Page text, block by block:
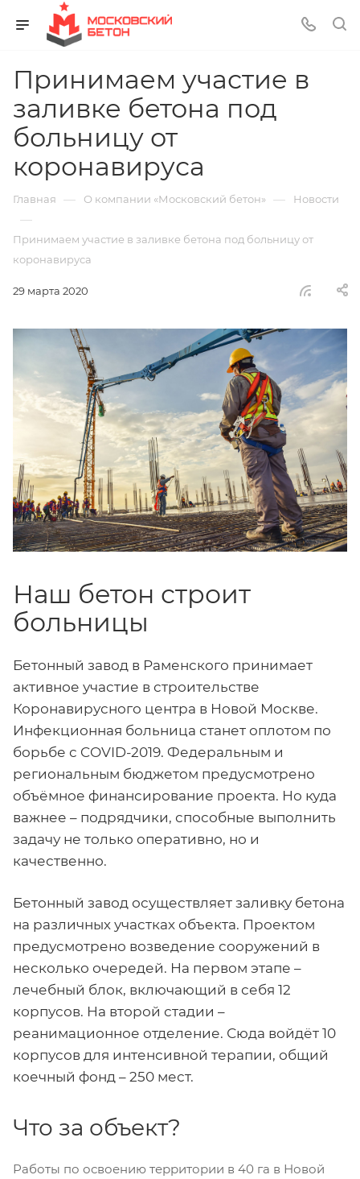
Принимаем участие в
заливке бетона под
больницу от
коронавируса
Главная — О компании «Московский бетон» — Новости
—
Принимаем участие в заливке бетона под больницу от
коронавируса
29 марта 2020
Наш бетон строит
больницы
Бетонный завод в Раменского принимает
активное участие в строительстве
Коронавирусного центра в Новой Москве.
Инфекционная больница станет оплотом по
борьбе с COVID-2019. Федеральным и
региональным бюджетом предусмотрено
объёмное финансирование проекта. Но куда
важнее – подрядчики, способные выполнить
задачу не только оперативно, но и
качественно.
Бетонный завод осуществляет заливку бетона
на различных участках объекта. Проектом
предусмотрено возведение сооружений в
несколько очередей. На первом этапе –
лечебный блок, включающий в себя 12
корпусов. На второй стадии –
реанимационное отделение. Сюда войдёт 10
корпусов для интенсивной терапии, общий
коечный фонд – 250 мест.
Что за объект?
Работы по освоению территории в 40 га в Новой